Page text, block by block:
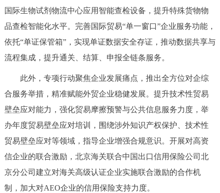
国际生物试剂物流中心应用智能查检设备，提升特殊货物物
品查检智能化水平。完善国际贸易“单一窗口”企业服务功能，
依托“单证保管箱”，实现单证数据安全存证，推动数据共享与
流程集成，提升通关、结算、申报全链条服务。
此外，专项行动聚焦企业发展痛点，推出全方位对企综
合服务举措，精准赋能外贸企业稳健发展。提升技术性贸易
壁垒应对能力，强化贸易摩擦预警与公共信息服务力度，举
办年度贸易壁垒应对培训，围绕涉外知识产权保护、技术性
贸易壁垒应对等领域，指导企业增强合规意识。开展对高资
信企业的联合激励，北京海关联合中国出口信用保险公司北
京分公司建立对海关高级认证企业实施联合激励的合作机
制，加大对AEO企业的信用保险支持力度。